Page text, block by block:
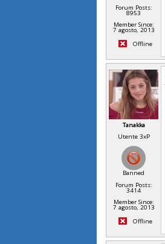
Forum Posts:
8953
Member Since:
7 agosto, 2013
Offline
Tanakka
Utente 3xP
Banned
Forum Posts:
3414
Member Since:
7 agosto, 2013
Offline